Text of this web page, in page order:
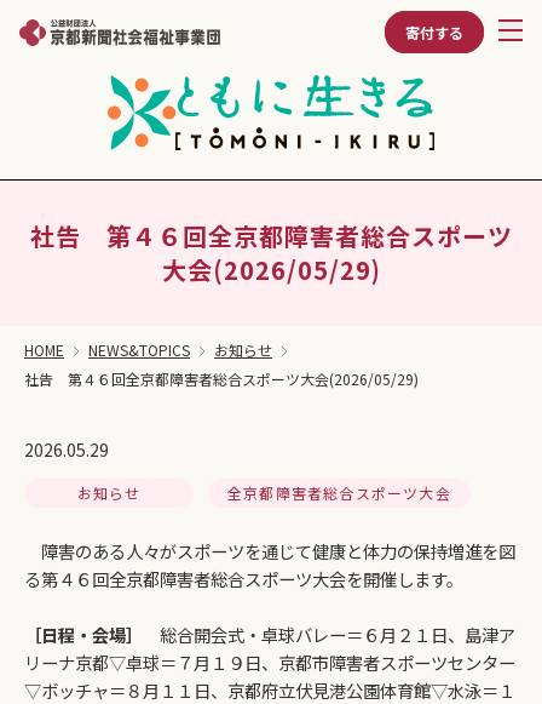
寄付する
社告 第４６回全京都障害者総合スポーツ
大会(2026/05/29)
HOME NEWS&TOPICS
お知らせ
社告 第４６回全京都障害者総合スポーツ大会(2026/05/29)
2026.05.29
お知らせ 全京都障害者総合スポーツ大会
障害のある人々がスポーツを通じて健康と体力の保持増進を図
る第４６回全京都障害者総合スポーツ大会を開催します。
［日程・会場］
総合開会式・卓球バレー＝６月２１日、島津ア
リーナ京都▽卓球＝７月１９日、京都市障害者スポーツセンター
▽ボッチャ＝８月１１日、京都府立伏見港公園体育館▽水泳＝１